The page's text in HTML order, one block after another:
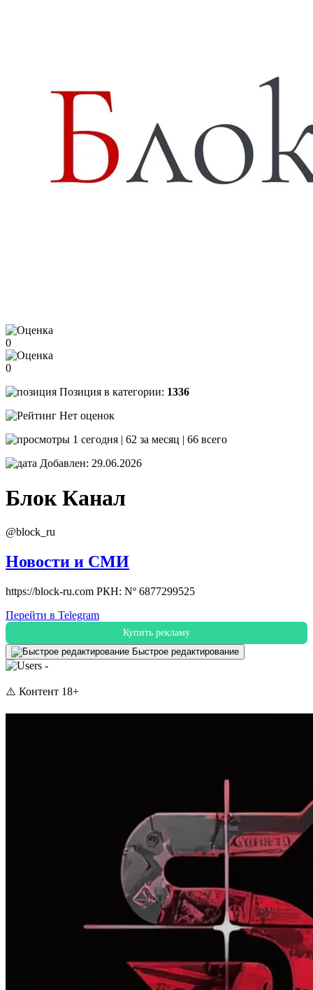
0
0
Позиция в категории: 1336
Нет оценок
1 сегодня | 62 за месяц | 66 всего
Добавлен: 29.06.2026
Блок Канал
@block_ru
Новости и СМИ
https://block-ru.com РКН: Nº 6877299525
Перейти в Telegram
Купить рекламу
Быстрое редактирование
-
⚠️ Контент 18+